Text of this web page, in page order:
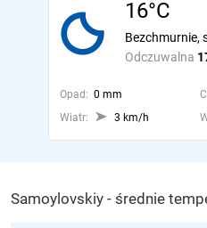
16°C
Odczuwalna
Bezchmurnie,
Opad: 0 mm
Wiatr:
3 km/h
Samoylovskiy - średnie